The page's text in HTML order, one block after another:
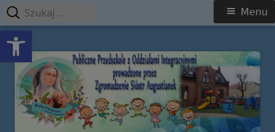
Open toolbar
Przeskocz
treści
Publiczne Przedszkole z Oddziałami
Integracyjnymi prowadzone przez
Zgromadzenie Sióstr Augustianek
Menu
główne
Menu